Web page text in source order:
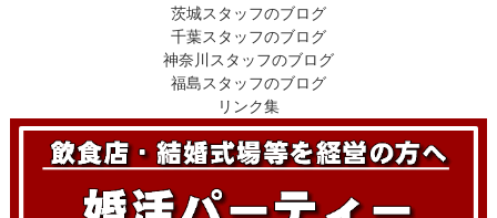
茨城スタッフのブログ
千葉スタッフのブログ
神奈川スタッフのブログ
福島スタッフのブログ
リンク集